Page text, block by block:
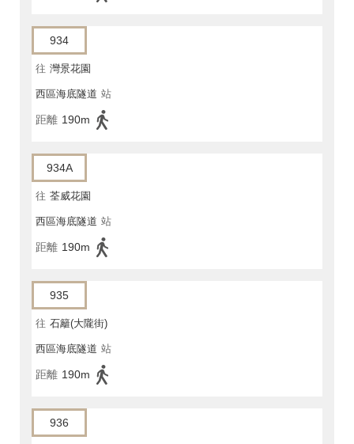
934
往 灣景花園
西區海底隧道 站
距離 190m
934A
往 荃威花園
西區海底隧道 站
距離 190m
935
往 石籬(大隴街)
西區海底隧道 站
距離 190m
936